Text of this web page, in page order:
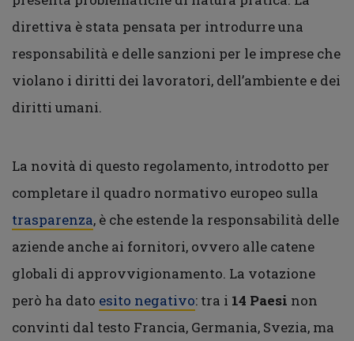
direttiva è stata pensata per introdurre una
responsabilità e delle sanzioni per le imprese che
violano i diritti dei lavoratori, dell’ambiente e dei
diritti umani.
La novità di questo regolamento, introdotto per
completare il quadro normativo europeo sulla
trasparenza, è che estende la responsabilità delle
aziende anche ai fornitori, ovvero alle catene
globali di approvvigionamento. La votazione
però ha dato esito negativo: tra i 14 Paesi non
convinti dal testo Francia, Germania, Svezia, ma